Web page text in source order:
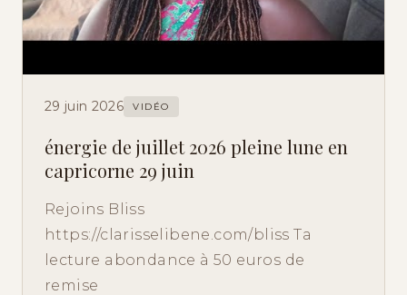
29 juin 2026 VIDÉO
énergie de juillet 2026 pleine lune en
capricorne 29 juin
Rejoins Bliss
https://clarisselibene.com/bliss Ta
lecture abondance à 50 euros de
remise